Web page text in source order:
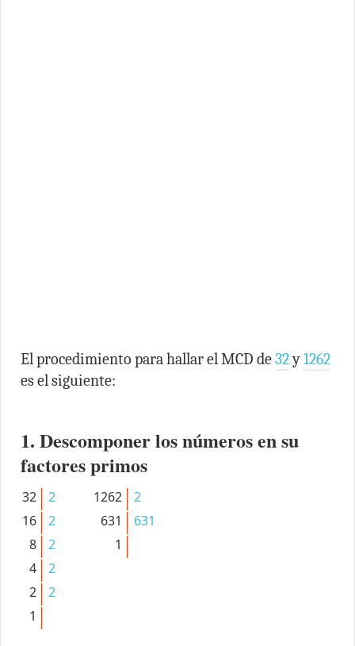
El procedimiento para hallar el MCD de32y1262
es el siguiente:
1. Descomponer los números en su
factores primos
32
2
16
2
8
2
4
2
2
2
1
1262
2
631
631
1